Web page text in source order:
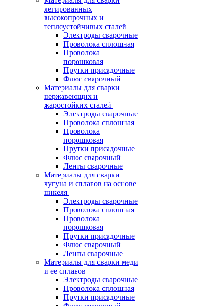
легированных
высокопрочных и
теплоустойчивых сталей
Электроды сварочные
Проволока сплошная
Проволока
порошковая
Прутки присадочные
Флюс сварочный
Материалы для сварки
нержавеющих и
жаростойких сталей
Электроды сварочные
Проволока сплошная
Проволока
порошковая
Прутки присадочные
Флюс сварочный
Ленты сварочные
Материалы для сварки
чугуна и сплавов на основе
никеля
Электроды сварочные
Проволока сплошная
Проволока
порошковая
Прутки присадочные
Флюс сварочный
Ленты сварочные
Материалы для сварки меди
и ее сплавов
Электроды сварочные
Проволока сплошная
Прутки присадочные